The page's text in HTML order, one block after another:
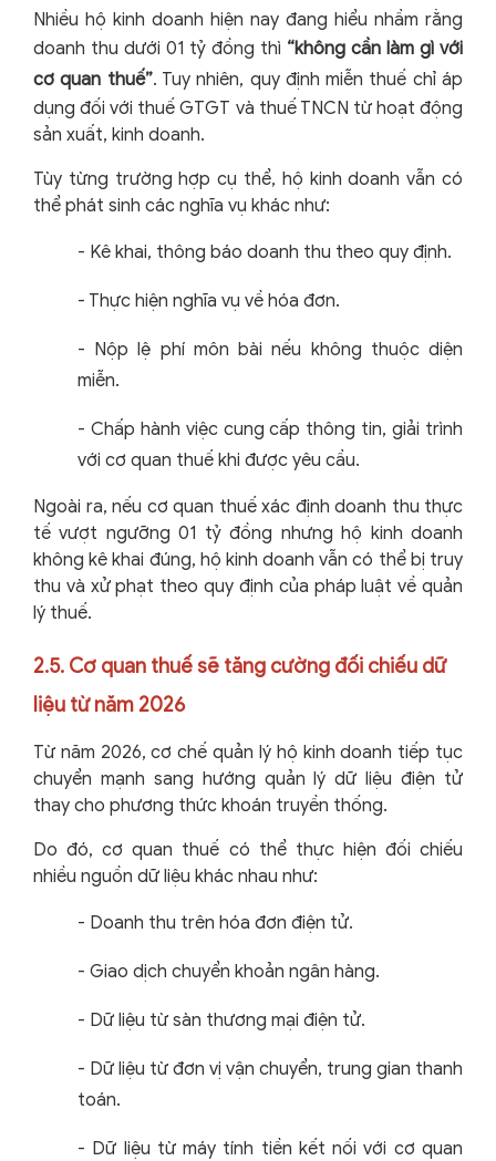
Nhiều hộ kinh doanh hiện nay đang hiểu nhầm rằng
doanh thu dưới 01 tỷ đồng thì “không cần làm gì với
cơ quan thuế”. Tuy nhiên, quy định miễn thuế chỉ áp
dụng đối với thuế GTGT và thuế TNCN từ hoạt động
sản xuất, kinh doanh.
Tùy từng trường hợp cụ thể, hộ kinh doanh vẫn có
thể phát sinh các nghĩa vụ khác như:
- Kê khai, thông báo doanh thu theo quy định.
- Thực hiện nghĩa vụ về hóa đơn.
- Nộp lệ phí môn bài nếu không thuộc diện
miễn.
- Chấp hành việc cung cấp thông tin, giải trình
với cơ quan thuế khi được yêu cầu.
Ngoài ra, nếu cơ quan thuế xác định doanh thu thực
tế vượt ngưỡng 01 tỷ đồng nhưng hộ kinh doanh
không kê khai đúng, hộ kinh doanh vẫn có thể bị truy
thu và xử phạt theo quy định của pháp luật về quản
lý thuế.
2.5. Cơ quan thuế sẽ tăng cường đối chiếu dữ
liệu từ năm 2026
Từ năm 2026, cơ chế quản lý hộ kinh doanh tiếp tục
chuyển mạnh sang hướng quản lý dữ liệu điện tử
thay cho phương thức khoán truyền thống.
Do đó, cơ quan thuế có thể thực hiện đối chiếu
nhiều nguồn dữ liệu khác nhau như:
- Doanh thu trên hóa đơn điện tử.
- Giao dịch chuyển khoản ngân hàng.
- Dữ liệu từ sàn thương mại điện tử.
- Dữ liệu từ đơn vị vận chuyển, trung gian thanh
toán.
- Dữ liệu từ máy tính tiền kết nối với cơ quan